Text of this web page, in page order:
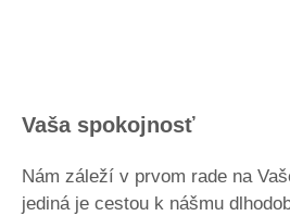
Vaša spokojnosť
Nám záleží v prvom rade na
jediná je cestou k nášmu